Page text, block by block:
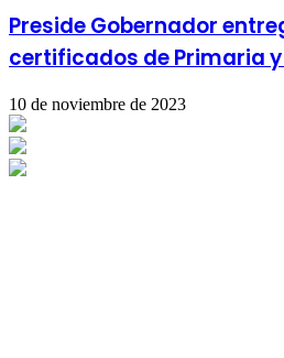
Preside Gobernador
certificados de Primaria
10 de noviembre de 2023